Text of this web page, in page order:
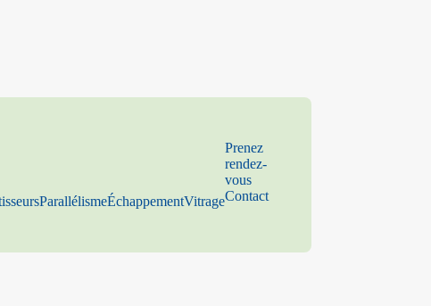
ParallélismeÉchappementVitrage
Prenez
rendez-
vous
Contact